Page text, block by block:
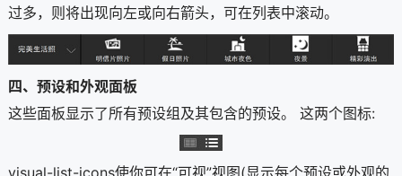
过多，则将出现向左或向右箭头，可在列表中滚动。
四、预设和外观面板
这些面板显示了所有预设组及其包含的预设。 这两个图标: